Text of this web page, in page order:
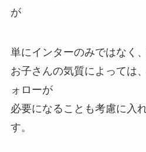
が
単にインターのみではなく
お子さんの気質によっては
ォローが
必要になることも考慮に入
す。